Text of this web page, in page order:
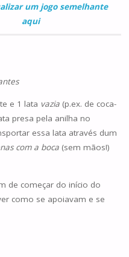
um jogo semelhante
aqui
e 1 lata vazia(p.ex. de coca-
presa pela anilha no
essa lata através dum
com a boca(sem mãos!)
de começar do início do
como se apoiavam e se